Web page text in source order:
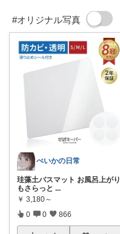
#オリジナル写真
ぺいかの日常
珪藻土バスマット お風呂上がり
もさらっと ...
￥ 3,180～
0 0 866